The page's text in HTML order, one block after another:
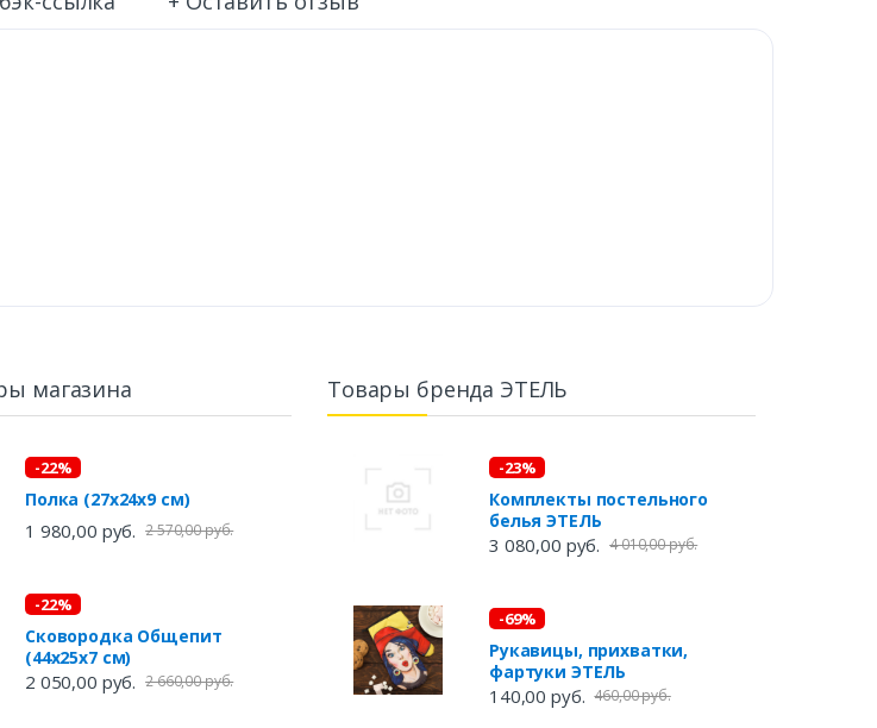
магазина
-22%
Полка (27х24х9 см)
1 980,00 руб. 2 570,00 руб.
-22%
Сковородка Общепит
(44х25х7 см)
2 050,00 руб. 2 660,00 руб.
Товары бренда ЭТЕЛЬ
-23%
Комплекты постельного
белья ЭТЕЛЬ
3 080,00 руб. 4 010,00 руб.
-69%
Рукавицы, прихватки,
фартуки ЭТЕЛЬ
140,00 руб. 460,00 руб.